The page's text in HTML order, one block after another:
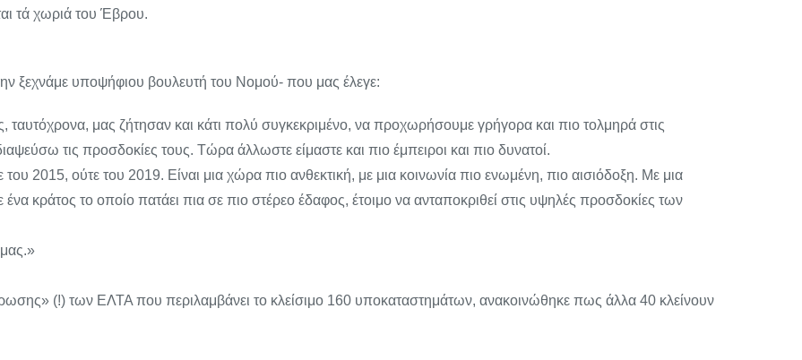
τά χωριά του Έβρου.
υποψήφιου βουλευτή του Νομού- που μας έλεγε:
ταυτόχρονα, μας ζήτησαν και κάτι πολύ συγκεκριμένο, να προχωρήσουμε γρήγορα και πιο τολμηρά στις
τις προσδοκίες τους. Τώρα άλλωστε είμαστε και πιο έμπειροι και πιο δυνατοί.
2015, ούτε του 2019. Είναι μια χώρα πιο ανθεκτική, με μια κοινωνία πιο ενωμένη, πιο αισιόδοξη. Με μια
κράτος το οποίο πατάει πια σε πιο στέρεο έδαφος, έτοιμο να ανταποκριθεί στις υψηλές προσδοκίες των
(!) των ΕΛΤΑ που περιλαμβάνει το κλείσιμο 160 υποκαταστημάτων, ανακοινώθηκε πως άλλα 40 κλείνουν